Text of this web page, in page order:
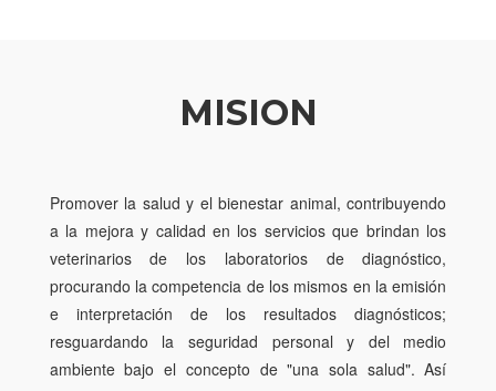
MISION
Promover la salud y el bienestar animal, contribuyendo
a la mejora y calidad en los servicios que brindan los
veterinarios de los laboratorios de diagnóstico,
procurando la competencia de los mismos en la emisión
e interpretación de los resultados diagnósticos;
resguardando la seguridad personal y del medio
ambiente bajo el concepto de "una sola salud". Así